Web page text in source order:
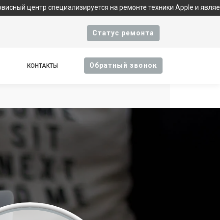
на ремонте техники Apple и является
Cтатус ремонта
КОНТАКТЫ Oбратный звонок